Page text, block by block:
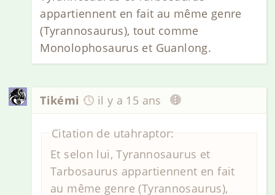
appartiennent en fait au même genre
(Tyrannosaurus), tout comme
Monolophosaurus et Guanlong.
Tikémi il y a 15 ans
Citation de utahraptor:
Et selon lui, Tyrannosaurus et
Tarbosaurus appartiennent en fait
au même genre (Tyrannosaurus),